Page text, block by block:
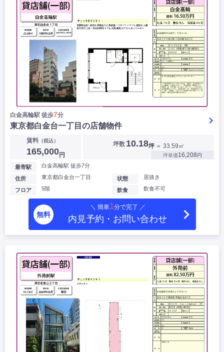
白金高輪駅 徒歩7分
東京都白金台一丁目の店舗物件
賃料（税込）
165,000円
坪数 10.18坪 ＝ 33.59㎡
坪単価16,208円
最寄駅 白金高輪駅 徒歩7分
住所 東京都白金台一丁目
フロア 5階
状態 居抜き
飲食 飲食不可
無料
＼ 簡単1分で完了 ／
内見予約・お問い合わせ